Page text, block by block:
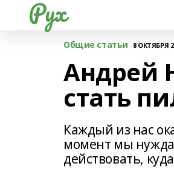
Рух
Общие статьи 8 ОКТЯБРЯ
Андрей
стать
Каждый из нас
момент мы
действовать,